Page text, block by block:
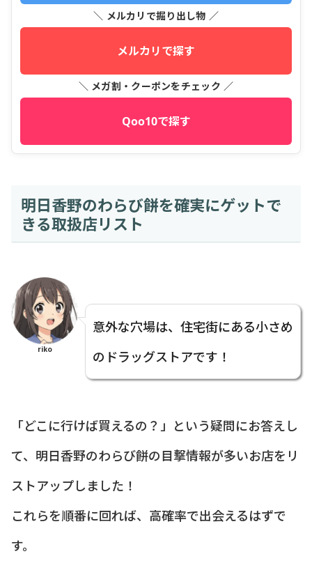
＼ メルカリで掘り出し物 ／
メルカリで探す
＼ メガ割・クーポンをチェック ／
Qoo10で探す
明日香野のわらび餅を確実にゲットで
きる取扱店リスト
riko
意外な穴場は、住宅街にある小さめ
のドラッグストアです！
「どこに行けば買えるの？」という疑問にお答えし
て、明日香野のわらび餅の目撃情報が多いお店をリ
ストアップしました！
これらを順番に回れば、高確率で出会えるはずで
す。